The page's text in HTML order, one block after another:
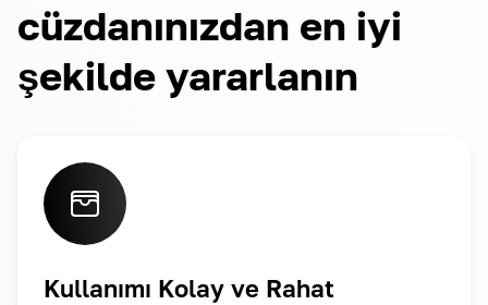
cüzdanınızdan en iyi
şekilde yararlanın
Kullanımı Kolay ve Rahat